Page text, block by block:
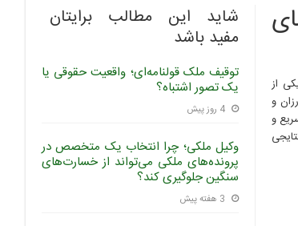
شاید این مطالب برایتان
مفید باشد
توقیف ملک قولنامه‌ای؛ واقعیت حقوقی یا
یک تصور اشتباه؟
4 روز پیش
وکیل ملکی؛ چرا انتخاب یک متخصص در
پرونده‌های ملکی می‌تواند از خسارت‌های
سنگین جلوگیری کند؟
3 هفته پیش
از
و
و
داخلی و بررسی بیش از ۲۰ نمونه، نتایجی